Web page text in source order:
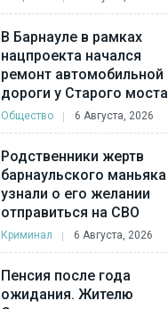
В Барнауле в рамках
нацпроекта начался
ремонт автомобильной
дороги у Старого моста
Общество 6 Августа, 2026
Родственники жертв
барнаульского маньяка
узнали о его желании
отправиться на СВО
Криминал 6 Августа, 2026
Пенсия после года
ожидания. Жителю